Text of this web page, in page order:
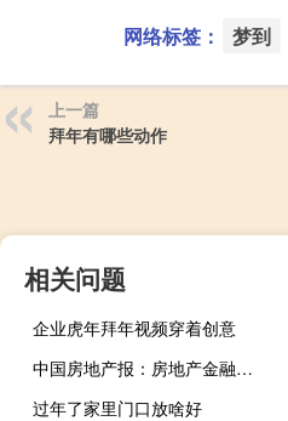
网络标签： 梦到
上一篇
拜年有哪些动作
相关问题
企业虎年拜年视频穿着创意
中国房地产报：房地产金融风险加剧期待调整优化政策尽快落地
过年了家里门口放啥好